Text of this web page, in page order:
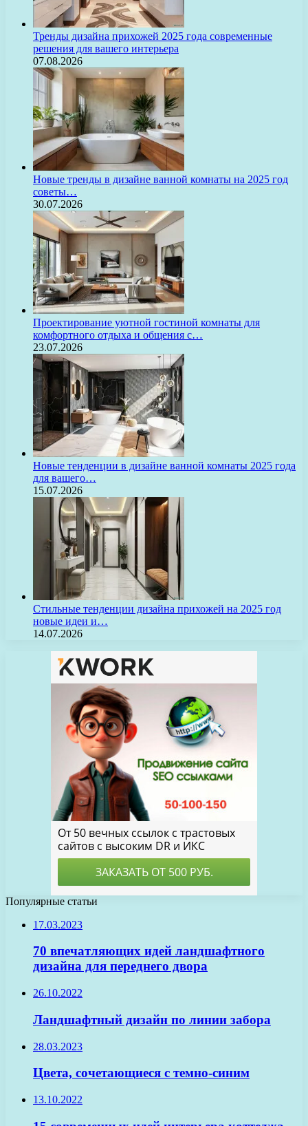
Тренды дизайна прихожей 2025 года современные
решения для вашего интерьера
07.08.2026
Новые тренды в дизайне ванной комнаты на 2025 год
советы…
30.07.2026
Проектирование уютной гостиной комнаты для
комфортного отдыха и общения с…
23.07.2026
Новые тенденции в дизайне ванной комнаты 2025 года
для вашего…
15.07.2026
Стильные тенденции дизайна прихожей на 2025 год
новые идеи и…
14.07.2026
Популярные статьи
17.03.2023
70 впечатляющих идей ландшафтного
дизайна для переднего двора
26.10.2022
Ландшафтный дизайн по линии забора
28.03.2023
Цвета, сочетающиеся с темно-синим
13.10.2022